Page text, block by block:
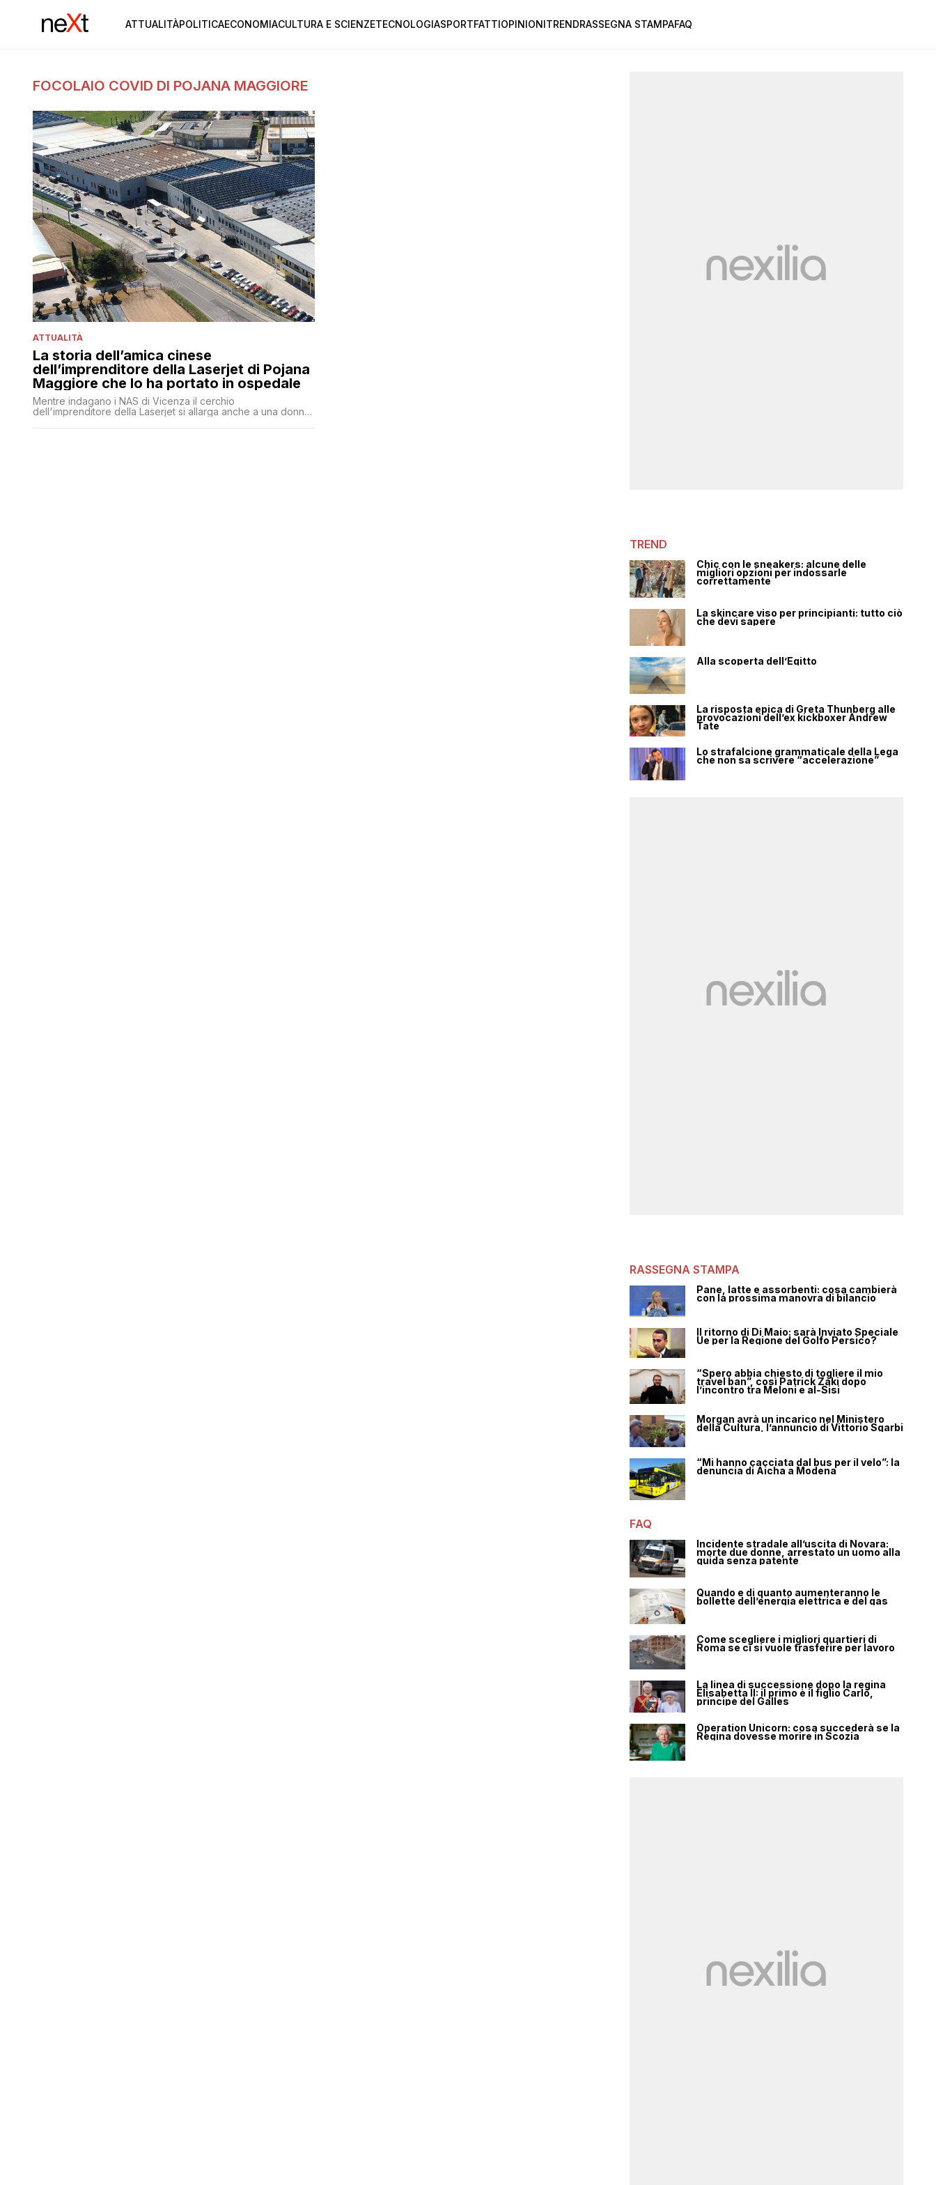
ATTUALITÀPOLITICAECONOMIACULTURA E SCIENZETECNOLOGIASPORTFATTIOPINIONITRENDRASSEGNA STAMPAFAQ
FOCOLAIO COVID DI POJANA MAGGIORE
ATTUALITÀ
La storia dell’amica cinese
dell’imprenditore della Laserjet di Pojana
Maggiore che lo ha portato in ospedale
Mentre indagano i NAS di Vicenza il cerchio
dell'imprenditore della Laserjet si allarga anche a una donna
TREND
Chic con le sneakers: alcune delle
migliori opzioni per indossarle
correttamente
La skincare viso per principianti: tutto ciò
che devi sapere
Alla scoperta dell’Egitto
La risposta epica di Greta Thunberg alle
provocazioni dell’ex kickboxer Andrew
Tate
Lo strafalcione grammaticale della Lega
che non sa scrivere “accelerazione”
RASSEGNA STAMPA
Pane, latte e assorbenti: cosa cambierà
con la prossima manovra di bilancio
Il ritorno di Di Maio: sarà Inviato Speciale
Ue per la Regione del Golfo Persico?
“Spero abbia chiesto di togliere il mio
travel ban”, così Patrick Zaki dopo
l’incontro tra Meloni e al-Sisi
Morgan avrà un incarico nel Ministero
della Cultura, l’annuncio di Vittorio Sgarbi
“Mi hanno cacciata dal bus per il velo”: la
denuncia di Aicha a Modena
FAQ
Incidente stradale all’uscita di Novara:
morte due donne, arrestato un uomo alla
guida senza patente
Quando e di quanto aumenteranno le
bollette dell’energia elettrica e del gas
Come scegliere i migliori quartieri di
Roma se ci si vuole trasferire per lavoro
La linea di successione dopo la regina
Elisabetta II: il primo è il figlio Carlo,
principe del Galles
Operation Unicorn: cosa succederà se la
Regina dovesse morire in Scozia